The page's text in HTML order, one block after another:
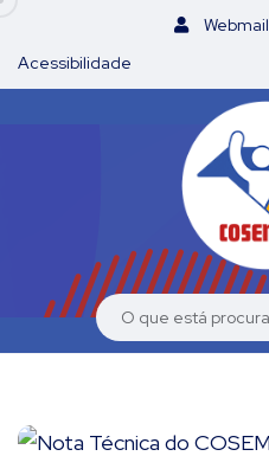
Webmail
Acessibilidade